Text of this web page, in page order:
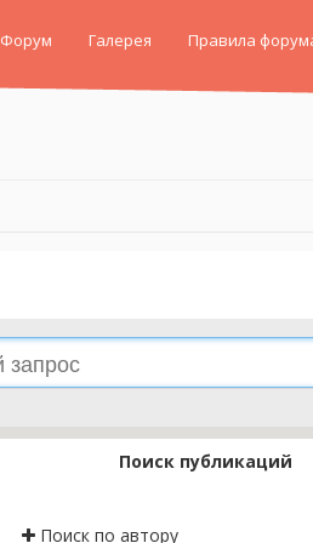
Форум Галерея Правила
Поиск публикаций
Поиск по автору